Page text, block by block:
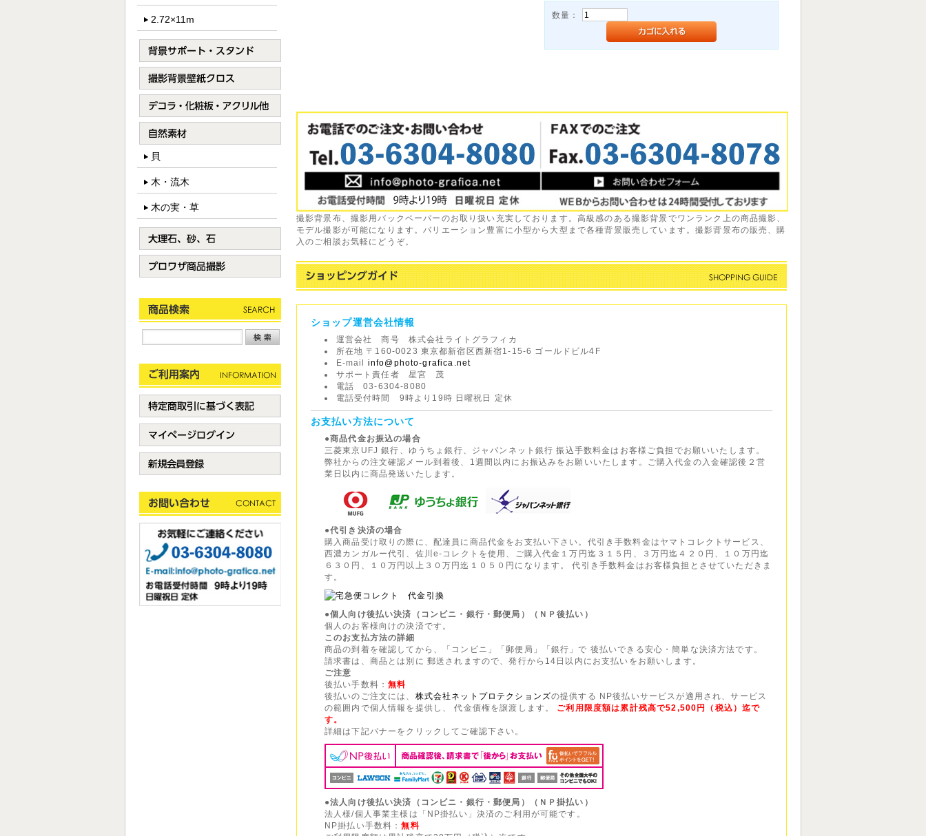
2.72×11m
貝
木・流木
木の実・草
数量：
撮影背景布、撮影用バックペーパーのお取り扱い充実しております。高級感のある撮影背景でワンランク上の商品撮影、
モデル撮影が可能になります。バリエーション豊富に小型から大型まで各種背景販売しています。撮影背景布の販売、購
入のご相談お気軽にどうぞ。
ショップ運営会社情報
運営会社 商号 株式会社ライトグラフィカ
所在地 〒160-0023 東京都新宿区西新宿1-15-6 ゴールドビル4F
E-mail info@photo-grafica.net
サポート責任者 星宮 茂
電話 03-6304-8080
電話受付時間 9時より19時 日曜祝日 定休
お支払い方法について
●商品代金お振込の場合
三菱東京UFJ 銀行、ゆうちょ銀行、ジャパンネット銀行 振込手数料金はお客様ご負担でお願いいたします。
弊社からの注文確認メール到着後、1週間以内にお振込みをお願いいたします。ご購入代金の入金確認後２営
業日以内に商品発送いたします。
●代引き決済の場合
購入商品受け取りの際に、配達員に商品代金をお支払い下さい。代引き手数料金はヤマトコレクトサービス、
西濃カンガルー代引、佐川e-コレクトを使用、ご購入代金１万円迄３１５円、３万円迄４２０円、１０万円迄
６３０円、１０万円以上３０万円迄１０５０円になります。 代引き手数料金はお客様負担とさせていただきま
す。
●個人向け後払い決済（コンビニ・銀行・郵便局）（ＮＰ後払い）
個人のお客様向けの決済です。
このお支払方法の詳細
商品の到着を確認してから、「コンビニ」「郵便局」「銀行」で 後払いできる安心・簡単な決済方法です。
請求書は、商品とは別に 郵送されますので、発行から14日以内にお支払いをお願いします。
ご注意
後払い手数料：無料
後払いのご注文には、 株式会社ネットプロテクションズの提供する NP後払いサービスが適用され、サービス
の範囲内で個人情報を提供し、 代金債権を譲渡します。 ご利用限度額は累計残高で52,500円（税込）迄で
す。
詳細は下記バナーをクリックしてご確認下さい。
●法人向け後払い決済（コンビニ・銀行・郵便局）（ＮＰ掛払い）
法人様/個人事業主様は「NP掛払い」決済のご利用が可能です。
NP掛払い手数料：無料